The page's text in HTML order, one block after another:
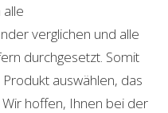
verglichen und alle
durchgesetzt. Somit
auswählen, das
hoffen, Ihnen bei der